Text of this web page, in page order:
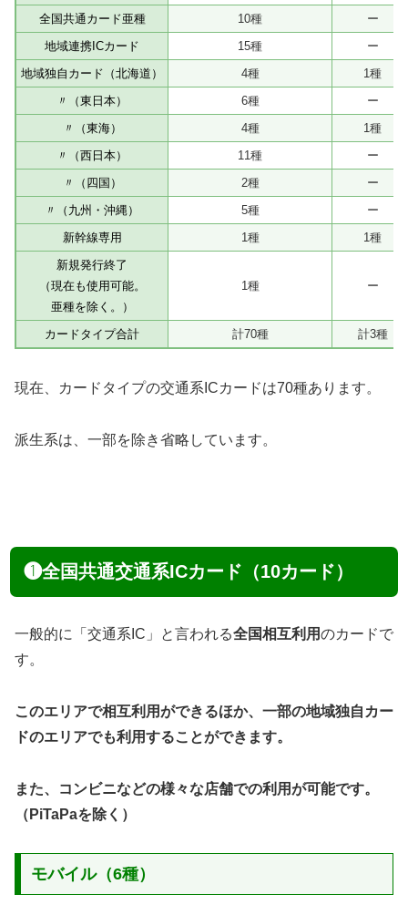
全国共通カード亜種
10種
ー
地域連携ICカード
15種
ー
地域独自カード（北海道）
4種
1種
〃（東日本）
6種
ー
〃（東海）
4種
1種
〃（西日本）
11種
ー
〃（四国）
2種
ー
〃（九州・沖縄）
5種
ー
新幹線専用
1種
1種
新規発行終了
（現在も使用可能。
亜種を除く。）
1種 ー
カードタイプ合計 計70種 計3種
現在、カードタイプの交通系ICカードは70種あります。
派生系は、一部を除き省略しています。
❶全国共通交通系ICカード（10カード）
一般的に「交通系IC」と言われる全国相互利用のカードで
す。
このエリアで相互利用ができるほか、一部の地域独自カー
ドのエリアでも利用することができます。
また、コンビニなどの様々な店舗での利用が可能です。
（PiTaPaを除く）
モバイル（6種）